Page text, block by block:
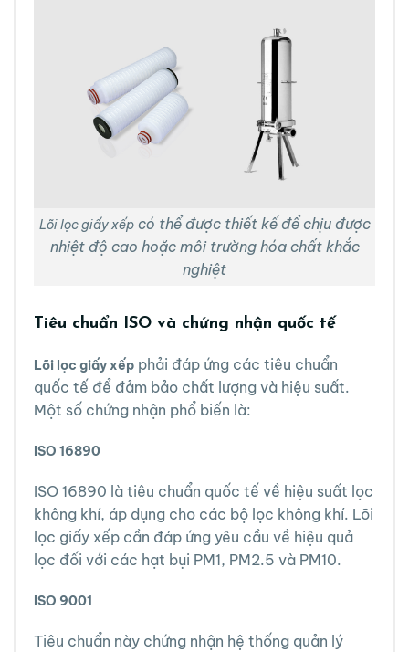
Lõi lọc giấy xếpcó thể được thiết kế để chịu được
nhiệt độ cao hoặc môi trường hóa chất khắc
nghiệt
Tiêu chuẩn ISO và chứng nhận quốc tế
Lõi lọc giấy xếp phải đáp ứng các tiêu chuẩn
quốc tế để đảm bảo chất lượng và hiệu suất.
Một số chứng nhận phổ biến là:
ISO 16890
ISO 16890 là tiêu chuẩn quốc tế về hiệu suất lọc
không khí, áp dụng cho các bộ lọc không khí. Lõi
lọc giấy xếp cần đáp ứng yêu cầu về hiệu quả
lọc đối với các hạt bụi PM1, PM2.5 và PM10.
ISO 9001
Tiêu chuẩn này chứng nhận hệ thống quản lý